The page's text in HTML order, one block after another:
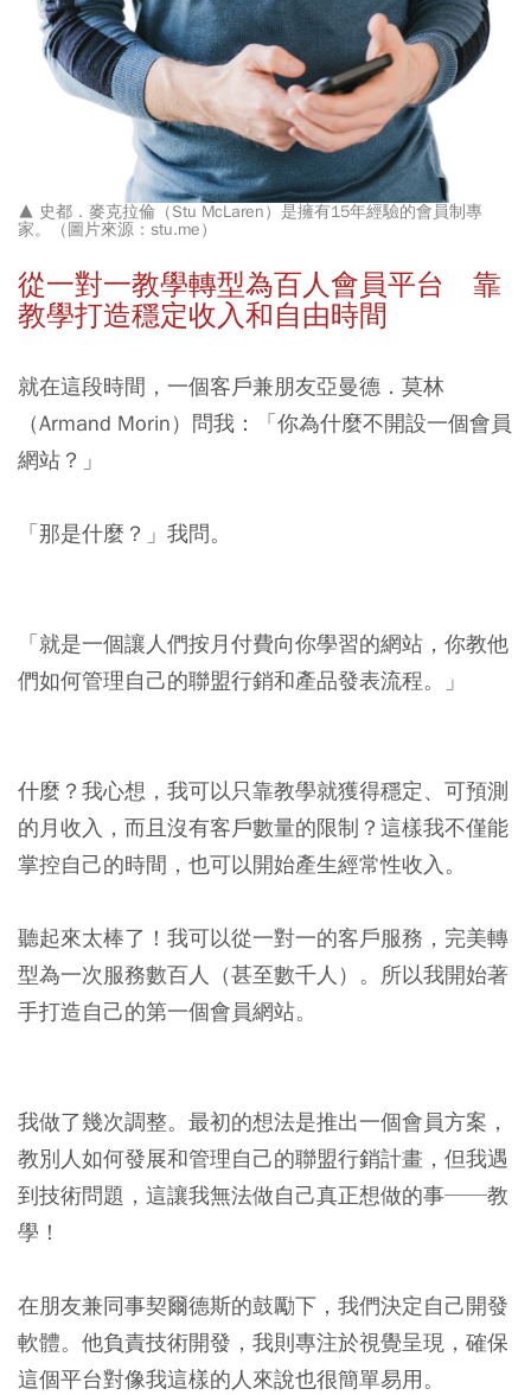
▲ 史都．麥克拉倫（Stu McLaren）是擁有15年經驗的會員制專
家。（圖片來源：stu.me）
從一對一教學轉型為百人會員平台 靠
教學打造穩定收入和自由時間
就在這段時間，一個客戶兼朋友亞曼德．莫林
（Armand Morin）問我：「你為什麼不開設一個會員
網站？」
「那是什麼？」我問。
「就是一個讓人們按月付費向你學習的網站，你教他
們如何管理自己的聯盟行銷和產品發表流程。」
什麼？我心想，我可以只靠教學就獲得穩定、可預測
的月收入，而且沒有客戶數量的限制？這樣我不僅能
掌控自己的時間，也可以開始產生經常性收入。
聽起來太棒了！我可以從一對一的客戶服務，完美轉
型為一次服務數百人（甚至數千人）。所以我開始著
手打造自己的第一個會員網站。
我做了幾次調整。最初的想法是推出一個會員方案，
教別人如何發展和管理自己的聯盟行銷計畫，但我遇
到技術問題，這讓我無法做自己真正想做的事──教
學！
在朋友兼同事契爾德斯的鼓勵下，我們決定自己開發
軟體。他負責技術開發，我則專注於視覺呈現，確保
這個平台對像我這樣的人來說也很簡單易用。